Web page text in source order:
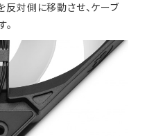
反対側に移動させ、ケーブ